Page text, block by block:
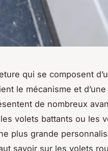
qui se composent
le mécanisme et d’une
de nombreux
volets battants ou les
plus grande
savoir sur les volets